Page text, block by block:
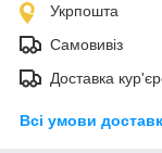
Укрпошта
Самовивіз
Доставка
Всі умови